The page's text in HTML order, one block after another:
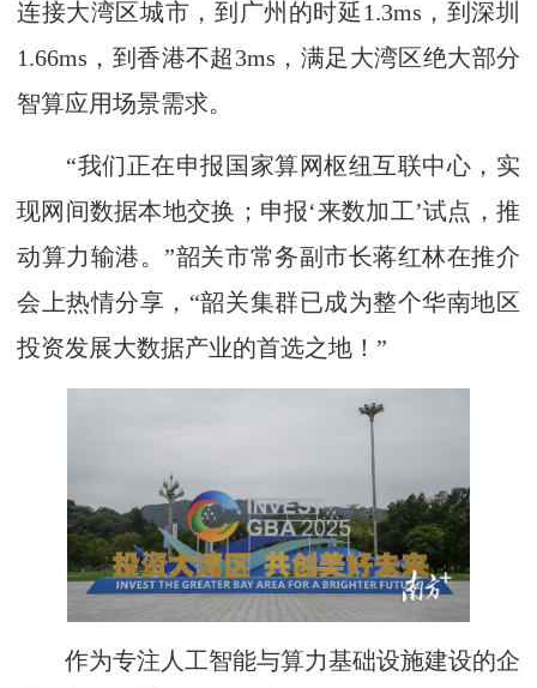
连接大湾区城市，到广州的时延1.3ms，到深圳
1.66ms，到香港不超3ms，满足大湾区绝大部分
智算应用场景需求。
“我们正在申报国家算网枢纽互联中心，实
现网间数据本地交换；申报‘来数加工’试点，推
动算力输港。”韶关市常务副市长蒋红林在推介
会上热情分享，“韶关集群已成为整个华南地区
投资发展大数据产业的首选之地！”
作为专注人工智能与算力基础设施建设的企